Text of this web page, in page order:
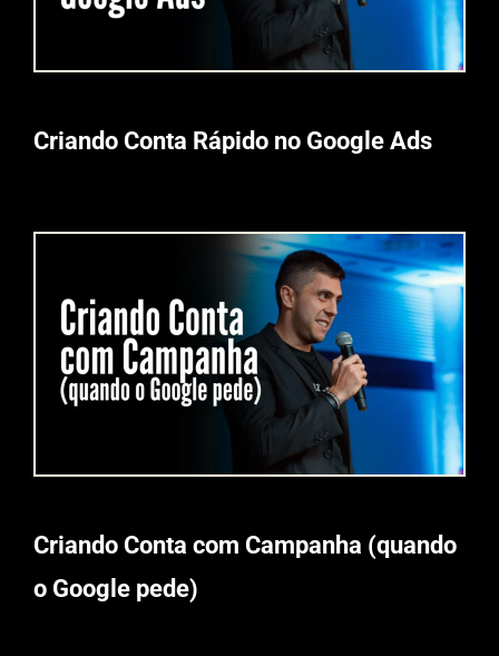
Criando Conta Rápido no Google Ads
Criando Conta com Campanha (quando
o Google pede)